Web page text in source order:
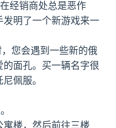
经销商处总是恶作
明了一个新游戏来一
您会遇到一些新的俄
面孔。买一辆名字很
佩服。
楼，然后前往三楼